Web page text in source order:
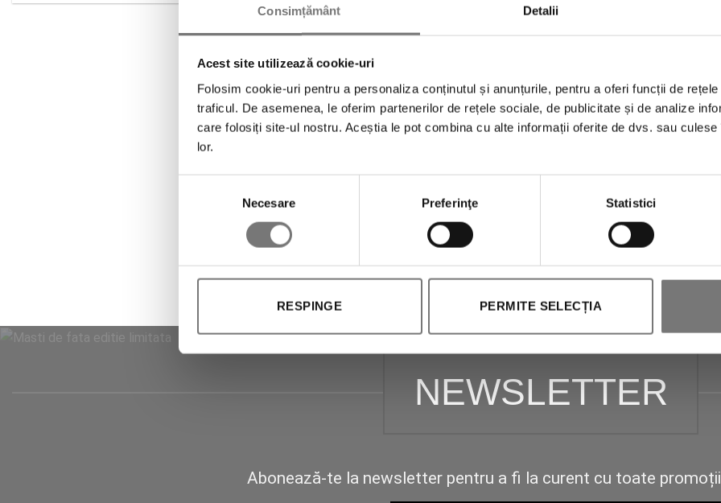
Consimțământ Detalii
Acest site utilizează cookie-uri
Folosim cookie-uri pentru a personaliza conținutul și anunțurile, pentru a oferi funcții de
traficul. De asemenea, le oferim partenerilor de rețele sociale, de publicitate și de analize
care folosiți site-ul nostru. Aceștia le pot combina cu alte informații oferite de dvs. sau
lor.
consimțământului
Necesare Preferinţe Statistici
RESPINGE PERMITE SELECȚIA
NEWSLETTER
Abonează-te la newsletter pentru a fi la curent cu toate